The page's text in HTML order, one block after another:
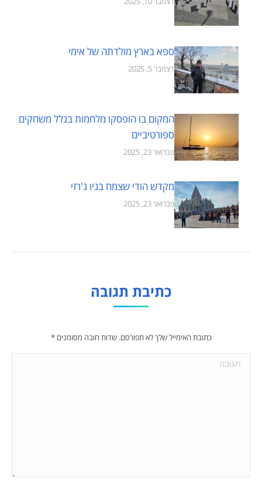
ספא בארץ מולדתה של אימי
דצמבר 5, 2025
המקום בו הופסקו מלחמות בגלל משחקים
ספורטיביים
פברואר 23, 2025
מקדש הודי שצמח בניו ג'רזי
פברואר 23, 2025
כתיבת תגובה
כתובת האימייל שלך לא תפורסם. שדות חובה מסומנים*
תגובה